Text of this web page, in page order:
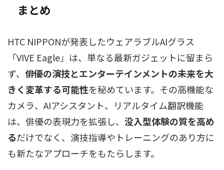
まとめ
HTC NIPPONが発表したウェアラブルAIグラス
「VIVE Eagle」は、単なる最新ガジェットに留まら
ず、 俳優の演技とエンターテインメントの未来を大
きく変革する可能性を秘めています。その高機能な
カメラ、AIアシスタント、リアルタイム翻訳機能
は、俳優の表現力を拡張し、 没入型体験の質を高め
るだけでなく、演技指導やトレーニングのあり方に
も新たなアプローチをもたらします。